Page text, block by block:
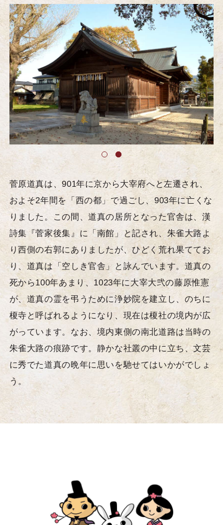
菅原道真は、901年に京から大宰府へと左遷され、
およそ2年間を「西の都」で過ごし、903年に亡くな
りました。この間、道真の居所となった官舎は、漢
詩集『菅家後集』に「南館」と記され、朱雀大路よ
り西側の右郭にありましたが、ひどく荒れ果ててお
り、道真は「空しき官舎」と詠んでいます。道真の
死から100年あまり、1023年に大宰大弐の藤原惟憲
が、道真の霊を弔うために浄妙院を建立し、のちに
榎寺と呼ばれるようになり、現在は榎社の境内が広
がっています。なお、境内東側の南北道路は当時の
朱雀大路の痕跡です。静かな社叢の中に立ち、文芸
に秀でた道真の晩年に思いを馳せてはいかがでしょ
う。